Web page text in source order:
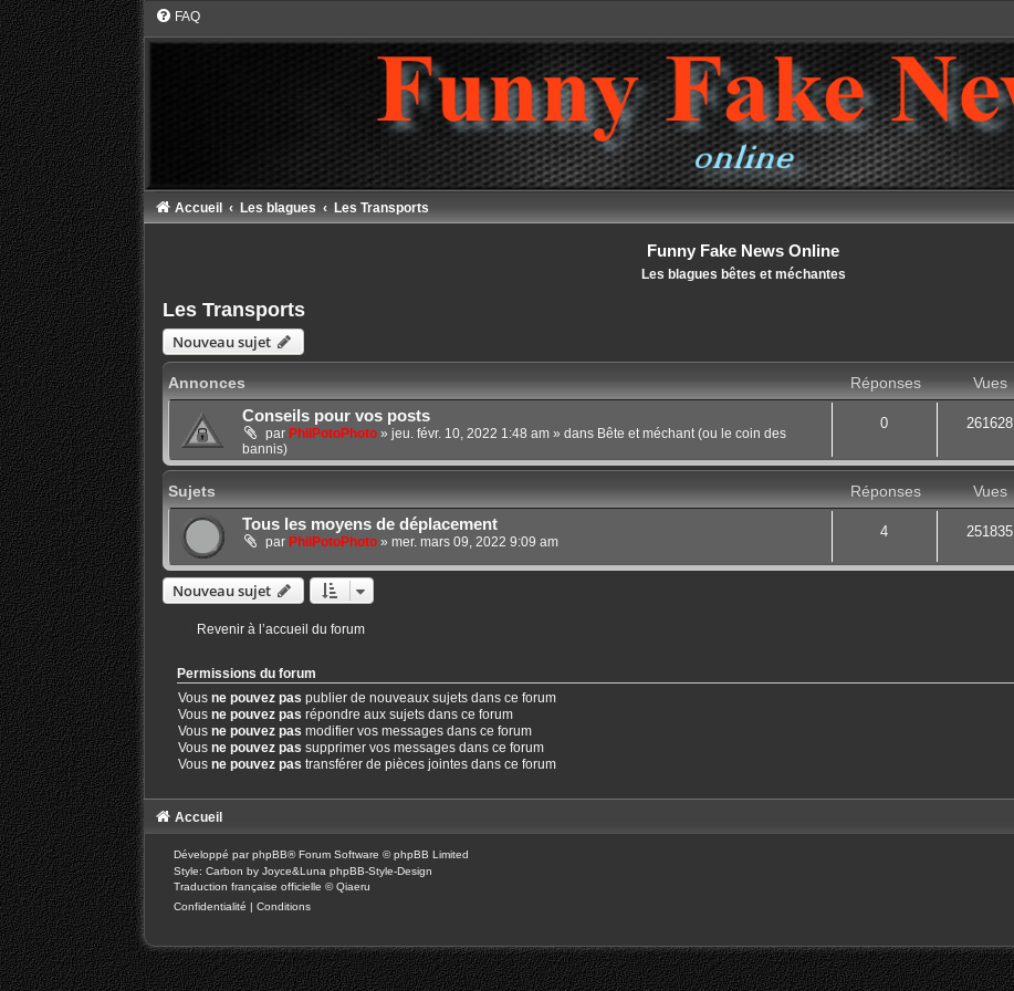
FAQ
Accueil Les blagues Les Transports
Funny Fake News Online
Les blagues bêtes et méchantes
Les Transports
Nouveau sujet
Annonces Réponses Vues
Conseils pour vos posts
par PhilPotoPhoto» jeu. févr. 10, 2022 1:48 am» dans Bête et méchant (ou le coin des
bannis)
0 261628
Sujets Réponses Vues
Tous les moyens de déplacement
par PhilPotoPhoto» mer. mars 09, 2022 9:09 am
4 251835
Nouveau sujet
Revenir à l’accueil du forum
Permissions du forum
Vous ne pouvez pas publier de nouveaux sujets dans ce forum
Vous ne pouvez pas répondre aux sujets dans ce forum
Vous ne pouvez pas modifier vos messages dans ce forum
Vous ne pouvez pas supprimer vos messages dans ce forum
Vous ne pouvez pas transférer de pièces jointes dans ce forum
Accueil
Développé parphpBB® Forum Software © phpBB Limited
Style: Carbon by Joyce&Luna phpBB-Style-Design
Traduction française officielle ©Qiaeru
Confidentialité
Conditions